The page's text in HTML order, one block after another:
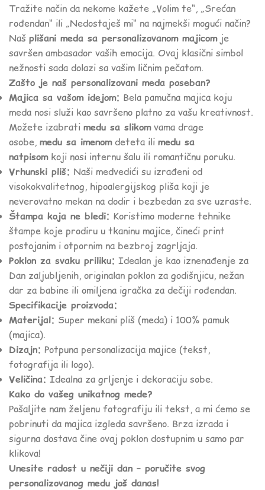
Tražite način da nekome kažete „Volim te“, „Srećan
rođendan“ ili „Nedostaješ mi“ na najmekši mogući način?
Naš plišani meda sa personalizovanom majicomje
savršen ambasador vaših emocija. Ovaj klasični simbol
nežnosti sada dolazi sa vašim ličnim pečatom.
Zašto je naš personalizovani meda poseban?
Majica sa vašom idejom: Bela pamučna majica koju
meda nosi služi kao savršeno platno za vašu kreativnost.
Možete izabrati medu sa slikomvama drage
osobe, medu sa imenomdeteta ili medu sa
natpisomkoji nosi internu šalu ili romantičnu poruku.
Vrhunski pliš: Naši medvedići su izrađeni od
visokokvalitetnog, hipoalergijskog pliša koji je
neverovatno mekan na dodir i bezbedan za sve uzraste.
Štampa koja ne bledi: Koristimo moderne tehnike
štampe koje prodiru u tkaninu majice, čineći print
postojanim i otpornim na bezbroj zagrljaja.
Poklon za svaku priliku: Idealan je kao iznenađenje za
Dan zaljubljenih, originalan poklon za godišnjicu, nežan
dar za babine ili omiljena igračka za dečiji rođendan.
Specifikacije proizvoda:
Materijal: Super mekani pliš (meda) i 100% pamuk
(majica).
Dizajn: Potpuna personalizacija majice (tekst,
fotografija ili logo).
Veličina: Idealna za grljenje i dekoraciju sobe.
Kako do vašeg unikatnog mede?
Pošaljite nam željenu fotografiju ili tekst, a mi ćemo se
pobrinuti da majica izgleda savršeno. Brza izrada i
sigurna dostava čine ovaj poklon dostupnim u samo par
klikova!
Unesite radost u nečiji dan – poručite svog
personalizovanog medu još danas!